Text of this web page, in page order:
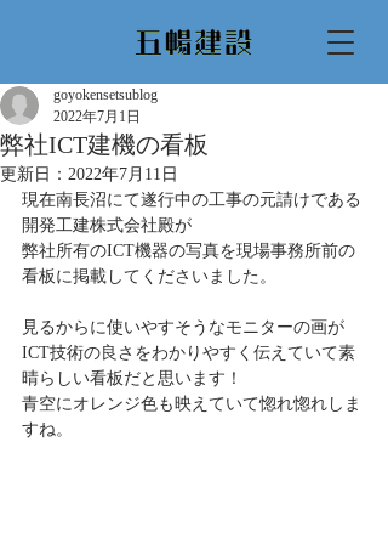
弊社ICT建機の看板
goyokensetsublog
2022年7月1日
更新日： 2022年7月11日
現在南長沼にて遂行中の工事の元請けである
開発工建株式会社殿が
弊社所有のICT機器の写真を現場事務所前の
看板に掲載してくださいました。
見るからに使いやすそうなモニターの画が
ICT技術の良さをわかりやすく伝えていて素
晴らしい看板だと思います！
青空にオレンジ色も映えていて惚れ惚れしま
すね。